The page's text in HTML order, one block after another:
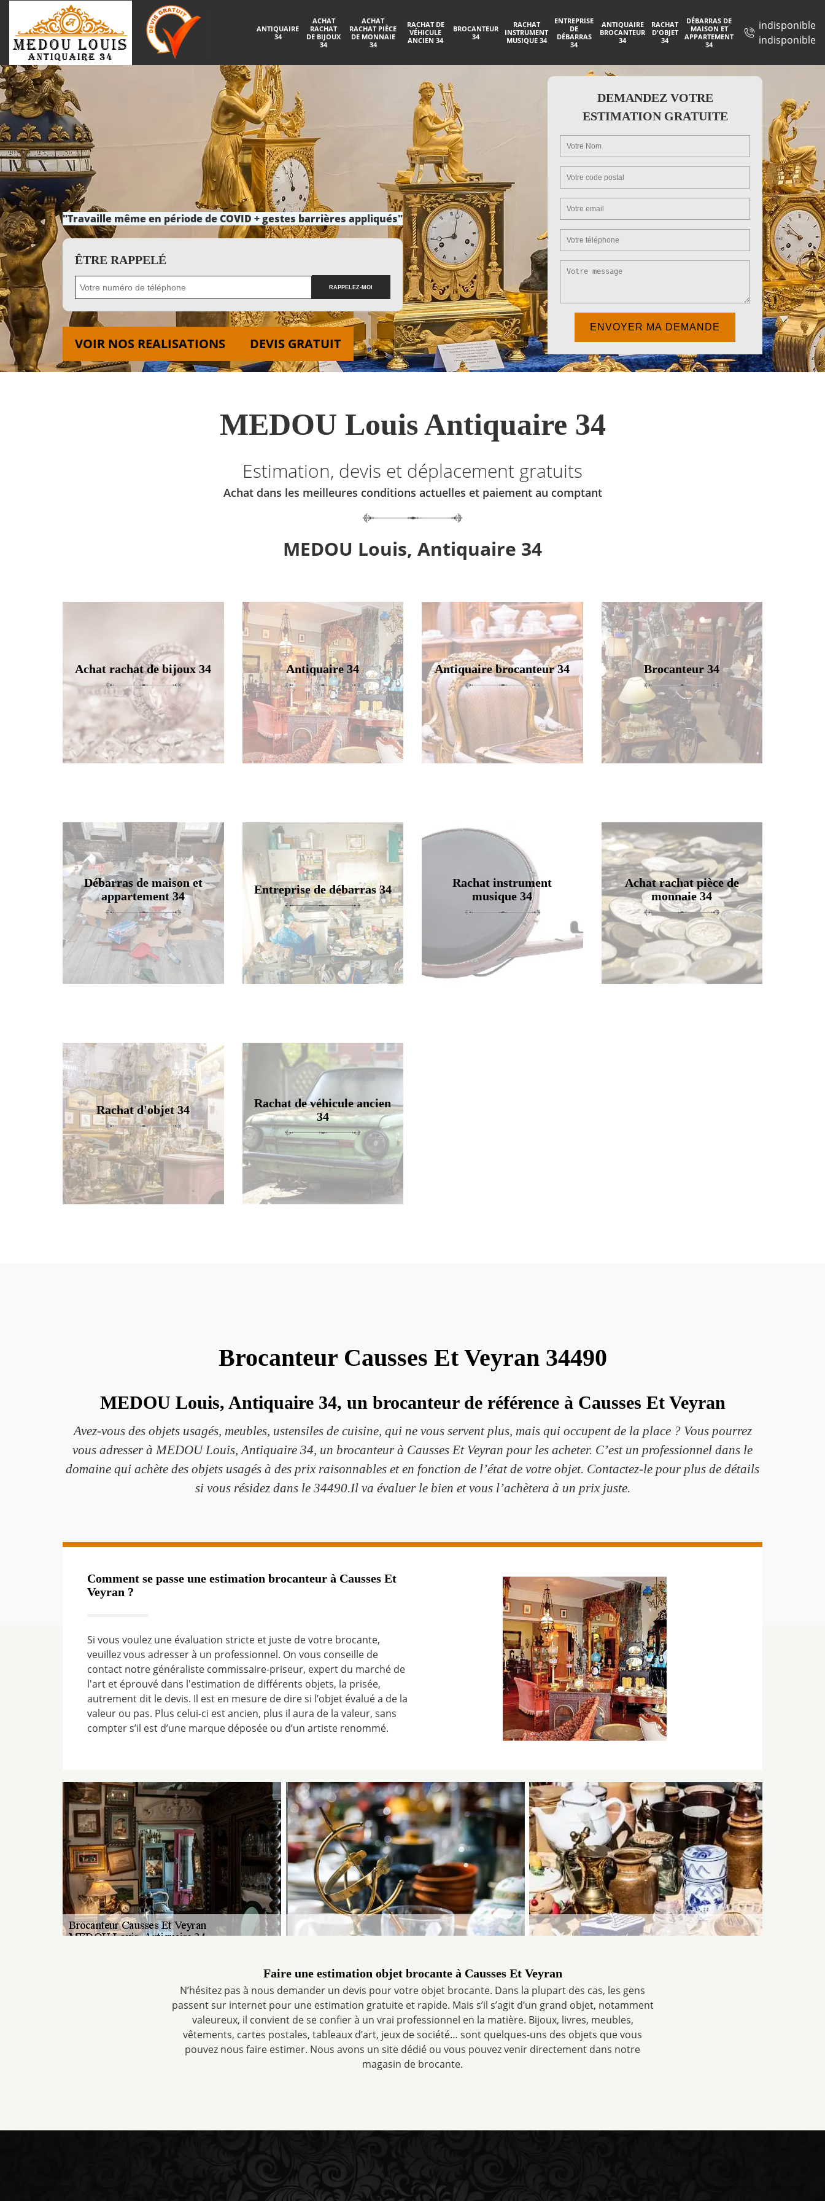
ANTIQUAIRE
34
ACHAT
RACHAT
DE BIJOUX
34
ACHAT
RACHAT PIÈCE
DE MONNAIE
34
RACHAT DE
VÉHICULE
ANCIEN 34
BROCANTEUR
34
RACHAT
INSTRUMENT
MUSIQUE 34
ENTREPRISE
DE
DÉBARRAS
34
ANTIQUAIRE
BROCANTEUR
34
RACHAT
D'OBJET
34
DÉBARRAS DE
MAISON ET
APPARTEMENT
34
indisponible
indisponible
"Travaille même en période de COVID + gestes barrières appliqués"
ÊTRE RAPPELÉ
VOIR NOS REALISATIONS DEVIS GRATUIT
DEMANDEZ VOTRE
ESTIMATION GRATUITE
MEDOU Louis Antiquaire 34
Estimation, devis et déplacement gratuits
Achat dans les meilleures conditions actuelles et paiement au comptant
MEDOU Louis, Antiquaire 34
Achat rachat de bijoux 34 Antiquaire 34 Antiquaire brocanteur 34 Brocanteur 34
Débarras de maison et
appartement 34
Entreprise de débarras 34
Rachat instrument
musique 34
Achat rachat pièce de
monnaie 34
Rachat d'objet 34
Rachat de véhicule ancien
34
Brocanteur Causses Et Veyran 34490
MEDOU Louis, Antiquaire 34, un brocanteur de référence à Causses Et Veyran
Avez-vous des objets usagés, meubles, ustensiles de cuisine, qui ne vous servent plus, mais qui occupent de la place ? Vous pourrez
vous adresser à MEDOU Louis, Antiquaire 34, un brocanteur à Causses Et Veyran pour les acheter. C’est un professionnel dans le
domaine qui achète des objets usagés à des prix raisonnables et en fonction de l’état de votre objet. Contactez-le pour plus de détails
si vous résidez dans le 34490.Il va évaluer le bien et vous l’achètera à un prix juste.
Comment se passe une estimation brocanteur à Causses Et
Veyran ?
Si vous voulez une évaluation stricte et juste de votre brocante,
veuillez vous adresser à un professionnel. On vous conseille de
contact notre généraliste commissaire-priseur, expert du marché de
l'art et éprouvé dans l'estimation de différents objets, la prisée,
autrement dit le devis. Il est en mesure de dire si l’objet évalué a de la
valeur ou pas. Plus celui-ci est ancien, plus il aura de la valeur, sans
compter s’il est d’une marque déposée ou d’un artiste renommé.
Faire une estimation objet brocante à Causses Et Veyran
N’hésitez pas à nous demander un devis pour votre objet brocante. Dans la plupart des cas, les gens
passent sur internet pour une estimation gratuite et rapide. Mais s’il s’agit d’un grand objet, notamment
valeureux, il convient de se confier à un vrai professionnel en la matière. Bijoux, livres, meubles,
vêtements, cartes postales, tableaux d’art, jeux de société… sont quelques-uns des objets que vous
pouvez nous faire estimer. Nous avons un site dédié ou vous pouvez venir directement dans notre
magasin de brocante.